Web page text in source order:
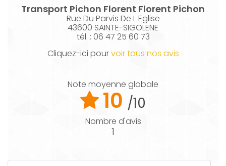
Transport Pichon Florent Florent Pichon
Rue Du Parvis De L Eglise
43600 SAINTE-SIGOLENE
tél. : 06 47 25 60 73
Cliquez-ici pourvoir tous nos avis
Note moyenne globale
10 /10
Nombre d'avis
1